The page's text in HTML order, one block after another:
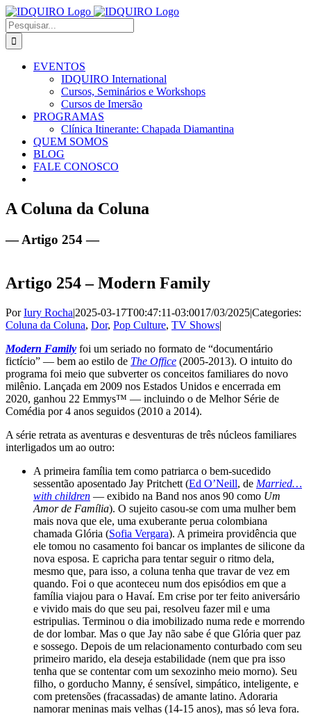
Ir
para
o
conteúdo
Facebook
Instagram
X
LinkedIn
E-
mail
Buscar
resultados
para:
EVENTOS
IDQUIRO International
Cursos, Seminários e Workshops
Cursos de Imersão
PROGRAMAS
Clínica Itinerante: Chapada Diamantina
QUEM SOMOS
BLOG
FALE CONOSCO
A Coluna da Coluna
— Artigo 254 —
Artigo 254 – Modern Family
PorIury Rocha|2025-03-17T00:47:11-03:0017/03/2025|Categories:
Coluna da Coluna, Dor, Pop Culture, TV Shows|
Modern Family foi um seriado no formato de “documentário
fictício” — bem ao estilo de The Office (2005-2013). O intuito do
programa foi meio que subverter os conceitos familiares do novo
milênio. Lançada em 2009 nos Estados Unidos e encerrada em
2020, ganhou 22 Emmys™ — incluindo o de Melhor Série de
Comédia por 4 anos seguidos (2010 a 2014).
A série retrata as aventuras e desventuras de três núcleos familiares
interligados um ao outro:
A primeira família tem como patriarca o bem-sucedido
sessentão aposentado Jay Pritchett (Ed O’Neill, de Married…
with children — exibido na Band nos anos 90 como Um
Amor de Família). O sujeito casou-se com uma mulher bem
mais nova que ele, uma exuberante perua colombiana
chamada Glória (Sofia Vergara). A primeira providência que
ele tomou no casamento foi bancar os implantes de silicone da
nova esposa. E capricha para tentar seguir o ritmo dela,
mesmo que, para isso, a coluna tenha que travar de vez em
quando. Foi o que aconteceu num dos episódios em que a
família viajou para o Havaí. Em crise por ter feito aniversário
e vivido mais do que seu pai, resolveu fazer mil e uma
estripulias. Terminou o dia imobilizado numa rede e morrendo
de dor lombar. Mas o que Jay não sabe é que Glória quer paz
e sossego. Depois de um relacionamento conturbado com seu
primeiro marido, ela deseja estabilidade (nem que pra isso
tenha que se contentar com um sexozinho meio morno). Seu
filho, o gorducho Manny, é sensível, simpático, inteligente, e
com pretensões (fracassadas) de amante latino. Adoraria
namorar meninas mais velhas (14-15 anos), mas só leva fora.